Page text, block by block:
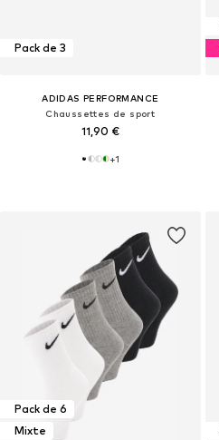
Pack de 3
ADIDAS PERFORMANCE
Chaussettes de sport
11,90 €
+1
Pack de 6
Mixte